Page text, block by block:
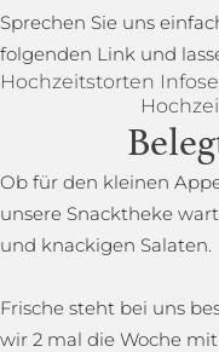
Sprechen Sie uns
folgenden Link und
Hochzeitstorten
Ob für den kleinen
unsere Snacktheke
und knackigen Salaten.
Frische steht bei uns
wir 2 mal die Woche